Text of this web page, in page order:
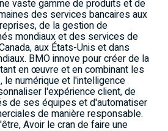
vaste gamme de produits et de
des services bancaires aux
de la gestion de
mondiaux et des services de
aux États-Unis et dans
BMO innove pour créer de la
en œuvre et en combinant les
le numérique et l'intelligence
l'expérience client, de
de ses équipes et d'automatiser
de manière responsable.
Avoir le cran de faire une